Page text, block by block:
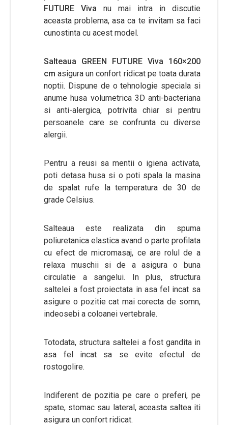
FUTURE Vivanu mai intra in discutie
aceasta problema, asa ca te invitam sa faci
cunostinta cu acest model.
Salteaua GREEN FUTURE Viva 160×200
cmasigura un confort ridicat pe toata durata
noptii. Dispune de o tehnologie speciala si
anume husa volumetrica 3D anti-bacteriana
si anti-alergica, potrivita chiar si pentru
persoanele care se confrunta cu diverse
alergii.
Pentru a reusi sa mentii o igiena activata,
poti detasa husa si o poti spala la masina
de spalat rufe la temperatura de 30 de
grade Celsius.
Salteaua este realizata din spuma
poliuretanica elastica avand o parte profilata
cu efect de micromasaj, ce are rolul de a
relaxa muschii si de a asigura o buna
circulatie a sangelui. In plus, structura
saltelei a fost proiectata in asa fel incat sa
asigure o pozitie cat mai corecta de somn,
indeosebi a coloanei vertebrale.
Totodata, structura saltelei a fost gandita in
asa fel incat sa se evite efectul de
rostogolire.
Indiferent de pozitia pe care o preferi, pe
spate, stomac sau lateral, aceasta saltea iti
asigura un confort ridicat.